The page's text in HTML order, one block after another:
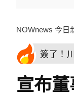
NOWnews 今日
簽了！
宣布